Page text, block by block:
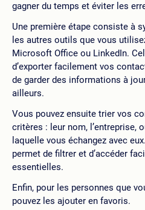
gagner du temps et éviter les
Une première étape consiste à
les autres outils que vous
Microsoft Office ou LinkedIn.
d’exporter facilement vos
de garder des informations à
ailleurs.
Vous pouvez ensuite trier vos
critères : leur nom, l’entreprise,
laquelle vous échangez avec
permet de filtrer et d’accéder
essentielles.
Enfin, pour les personnes que
pouvez les ajouter en favoris.